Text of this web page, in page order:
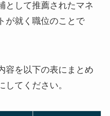
として推薦されたマネ
が就く職位のことで
容を以下の表にまとめ
てください。